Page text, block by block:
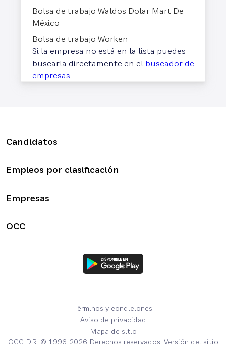
Bolsa de trabajo Waldos Dolar Mart De
México
Bolsa de trabajo Worken
Si la empresa no está en la lista puedes
buscarla directamente en el buscador de
empresas
Candidatos
Empleos por clasificación
Empresas
OCC
Términos y condiciones
Aviso de privacidad
Mapa de sitio
OCC D.R. © 1996-2026 Derechos reservados. Versión del sitio